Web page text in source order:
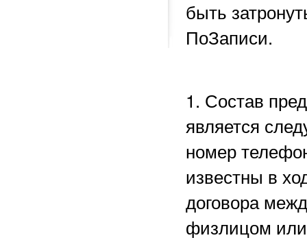
быть
ПоЗаписи.
1. Состав
является
номер
известны в
договора
физлицом